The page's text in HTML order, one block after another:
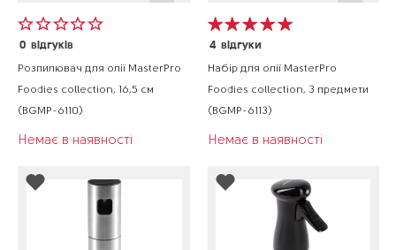
0 відгуків
Розпилювач для олії MasterPro
Foodies collection, 16,5 см
(BGMP-6110)
Немає в наявності
4 відгуки
Набір для олії MasterPro
Foodies collection, 3 предмети
(BGMP-6113)
Немає в наявності